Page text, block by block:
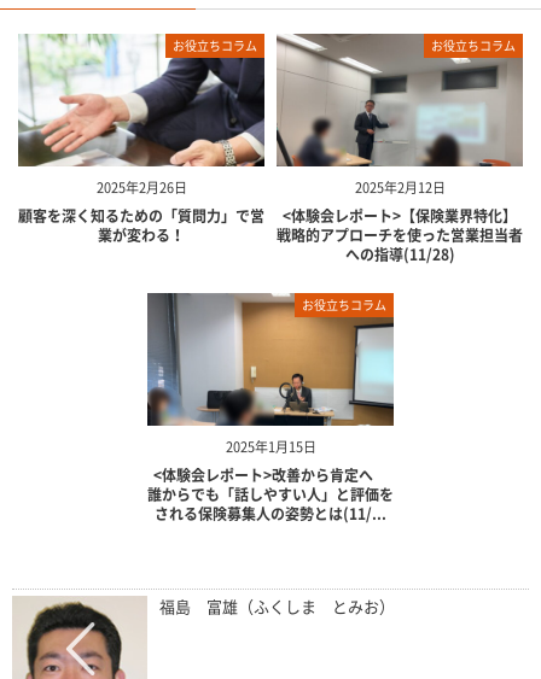
2025年2月26日
お役立ちコラム
顧客を深く知るための「質問力」で営
業が変わる！
2025年2月12日
お役立ちコラム
<体験会レポート>【保険業界特化】
戦略的アプローチを使った営業担当者
への指導(11/28)
2025年1月15日
お役立ちコラム
<体験会レポート>改善から肯定へ
誰からでも「話しやすい人」と評価を
される保険募集人の姿勢とは(11/...
福島 富雄（ふくしま とみお）